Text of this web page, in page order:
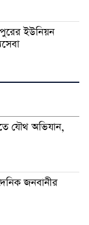
ইউনিয়ন
যৌথ অভিযান,
জনবানীর